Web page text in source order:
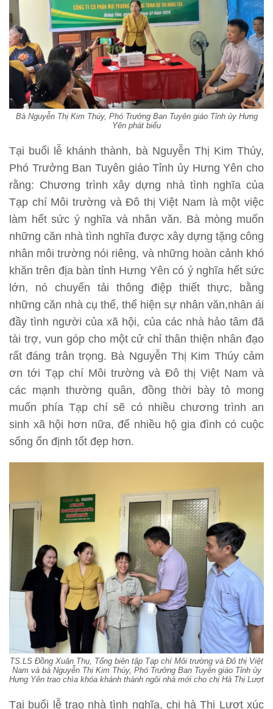
Bà Nguyễn Thị Kim Thúy, Phó Trưởng Ban Tuyên giáo Tỉnh ủy Hưng
Yên phát biểu
Tại buổi lễ khánh thành, bà Nguyễn Thị Kim Thúy,
Phó Trưởng Ban Tuyên giáo Tỉnh ủy Hưng Yên cho
rằng: Chương trình xây dựng nhà tình nghĩa của
Tạp chí Môi trường và Đô thị Việt Nam là một việc
làm hết sức ý nghĩa và nhân văn. Bà mòng muốn
những căn nhà tình nghĩa được xây dựng tặng công
nhân môi trường nói riêng, và những hoàn cảnh khó
khăn trên địa bàn tỉnh Hưng Yên có ý nghĩa hết sức
lớn, nó chuyển tải thông điệp thiết thực, bằng
những căn nhà cụ thể, thể hiện sự nhân văn,nhân ái
đầy tình người của xã hội, của các nhà hảo tâm đã
tài trợ, vun góp cho một cử chỉ thân thiện nhân đạo
rất đáng trân trọng. Bà Nguyễn Thị Kim Thúy cảm
ơn tới Tạp chí Môi trường và Đô thị Việt Nam và
các mạnh thường quân, đồng thời bày tỏ mong
muốn phía Tạp chí sẽ có nhiều chương trình an
sinh xã hội hơn nữa, để nhiều hộ gia đình có cuộc
sống ổn định tốt đẹp hơn.
TS.LS Đồng Xuân Thụ, Tổng biên tập Tạp chí Môi trường và Đô thị Việt
Nam và bà Nguyễn Thị Kim Thúy, Phó Trưởng Ban Tuyên giáo Tỉnh ủy
Hưng Yên trao chìa khóa khánh thành ngôi nhà mới cho chị Hà Thị Lượt
Tại buổi lễ trao nhà tình nghĩa, chị hà Thị Lượt xúc